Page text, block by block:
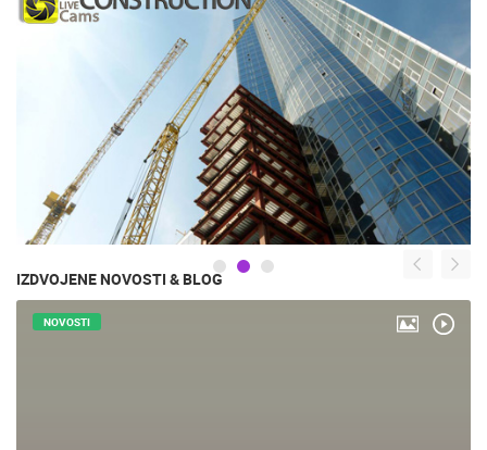
IZDVOJENE NOVOSTI & BLOG
NOVOSTI